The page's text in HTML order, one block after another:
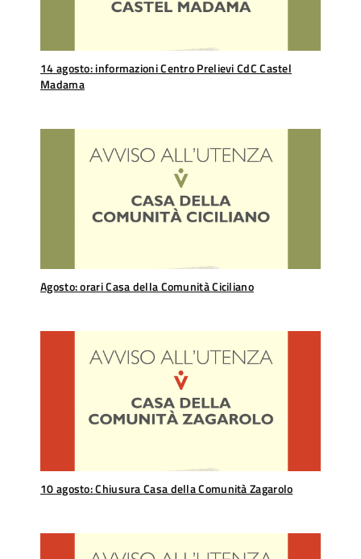
14 agosto: informazioni Centro Prelievi CdC Castel
Madama
Agosto: orari Casa della Comunità Ciciliano
10 agosto: Chiusura Casa della Comunità Zagarolo